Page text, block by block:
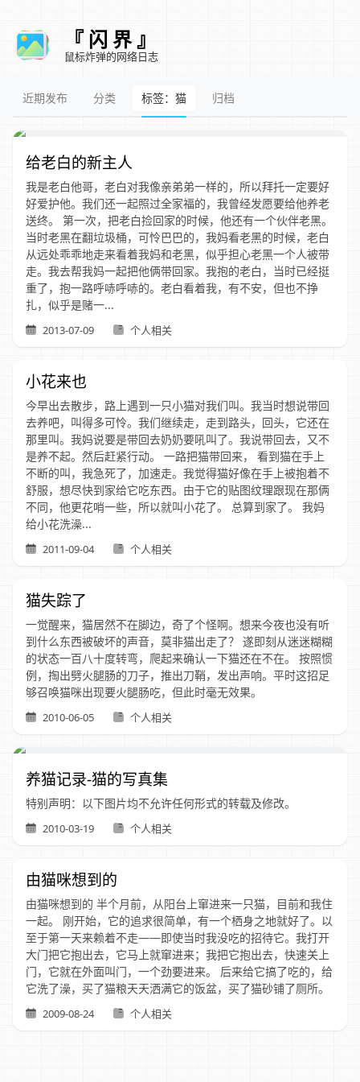
『 闪 界 』
鼠标炸弹的网络日志
近期发布 分类 标签：猫 归档
给老白的新主人
我是老白他哥，老白对我像亲弟弟一样的，所以拜托一定要好
好爱护他。我们还一起照过全家福的，我曾经发愿要给他养老
送终。 第一次，把老白捡回家的时候，他还有一个伙伴老黑。
当时老黑在翻垃圾桶，可怜巴巴的，我妈看老黑的时候，老白
从远处乖乖地走来看着我妈和老黑，似乎担心老黑一个人被带
走。我去帮我妈一起把他俩带回家。我抱的老白，当时已经挺
重了，抱一路呼哧呼哧的。老白看着我，有不安，但也不挣
扎，似乎是赌一...
2013-07-09 个人相关
小花来也
今早出去散步，路上遇到一只小猫对我们叫。我当时想说带回
去养吧，叫得多可怜。我们继续走，走到路头，回头，它还在
那里叫。我妈说要是带回去奶奶要吼叫了。我说带回去，又不
是养不起。然后赶紧行动。 一路把猫带回来， 看到猫在手上
不断的叫，我急死了，加速走。我觉得猫好像在手上被抱着不
舒服，想尽快到家给它吃东西。由于它的贴图纹理跟现在那俩
不同，他更花哨一些，所以就叫小花了。 总算到家了。 我妈
给小花洗澡...
2011-09-04 个人相关
猫失踪了
一觉醒来，猫居然不在脚边，奇了个怪啊。想来今夜也没有听
到什么东西被破坏的声音，莫非猫出走了？ 遂即刻从迷迷糊糊
的状态一百八十度转弯，爬起来确认一下猫还在不在。 按照惯
例，掏出劈火腿肠的刀子，推出刀鞘，发出声响。平时这招足
够召唤猫咪出现要火腿肠吃，但此时毫无效果。
2010-06-05 个人相关
养猫记录-猫的写真集
特别声明：以下图片均不允许任何形式的转载及修改。
2010-03-19 个人相关
由猫咪想到的
由猫咪想到的 半个月前，从阳台上窜进来一只猫，目前和我住
一起。 刚开始，它的追求很简单，有一个栖身之地就好了。以
至于第一天来赖着不走——即使当时我没吃的招待它。我打开
大门把它抱出去，它马上就窜进来；我把它抱出去，快速关上
门，它就在外面叫门，一个劲要进来。 后来给它搞了吃的，给
它洗了澡，买了猫粮天天洒满它的饭盆，买了猫砂铺了厕所。
2009-08-24 个人相关